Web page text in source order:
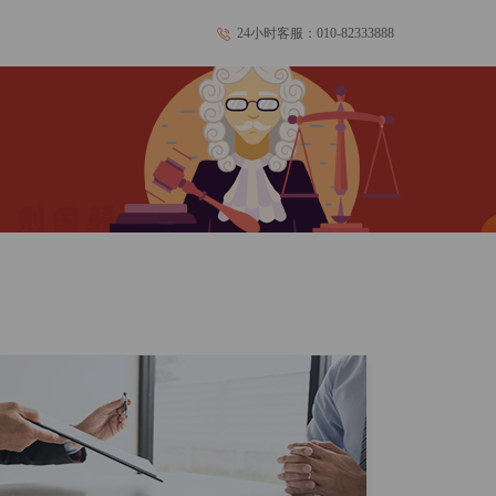
24小时客服：010-82333888